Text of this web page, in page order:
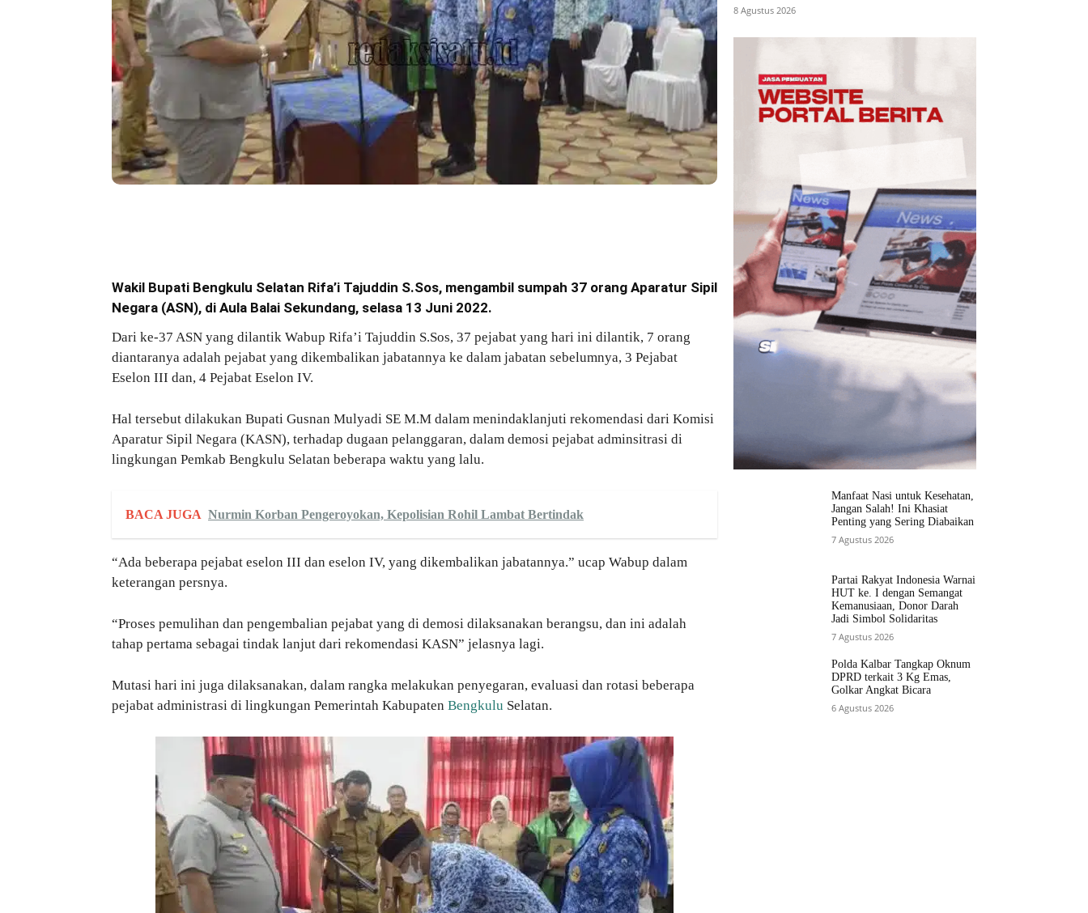
Wakil Bupati Bengkulu Selatan Rifa’i Tajuddin S.Sos, mengambil sumpah 37 orang Aparatur Sipil
Negara (ASN), di Aula Balai Sekundang, selasa 13 Juni 2022.
Dari ke-37 ASN yang dilantik Wabup Rifa’i Tajuddin S.Sos, 37 pejabat yang hari ini dilantik, 7 orang
diantaranya adalah pejabat yang dikembalikan jabatannya ke dalam jabatan sebelumnya, 3 Pejabat
Eselon III dan, 4 Pejabat Eselon IV.
Hal tersebut dilakukan Bupati Gusnan Mulyadi SE M.M dalam menindaklanjuti rekomendasi dari Komisi
Aparatur Sipil Negara (KASN), terhadap dugaan pelanggaran, dalam demosi pejabat adminsitrasi di
lingkungan Pemkab Bengkulu Selatan beberapa waktu yang lalu.
BACA JUGA Nurmin Korban Pengeroyokan, Kepolisian Rohil Lambat Bertindak
“Ada beberapa pejabat eselon III dan eselon IV, yang dikembalikan jabatannya.” ucap Wabup dalam
keterangan persnya.
“Proses pemulihan dan pengembalian pejabat yang di demosi dilaksanakan berangsu, dan ini adalah
tahap pertama sebagai tindak lanjut dari rekomendasi KASN” jelasnya lagi.
Mutasi hari ini juga dilaksanakan, dalam rangka melakukan penyegaran, evaluasi dan rotasi beberapa
pejabat administrasi di lingkungan Pemerintah Kabupaten Bengkulu Selatan.
8 Agustus 2026
Manfaat Nasi untuk Kesehatan,
Jangan Salah! Ini Khasiat
Penting yang Sering Diabaikan
7 Agustus 2026
Partai Rakyat Indonesia Warnai
HUT ke. I dengan Semangat
Kemanusiaan, Donor Darah
Jadi Simbol Solidaritas
7 Agustus 2026
Polda Kalbar Tangkap Oknum
DPRD terkait 3 Kg Emas,
Golkar Angkat Bicara
6 Agustus 2026